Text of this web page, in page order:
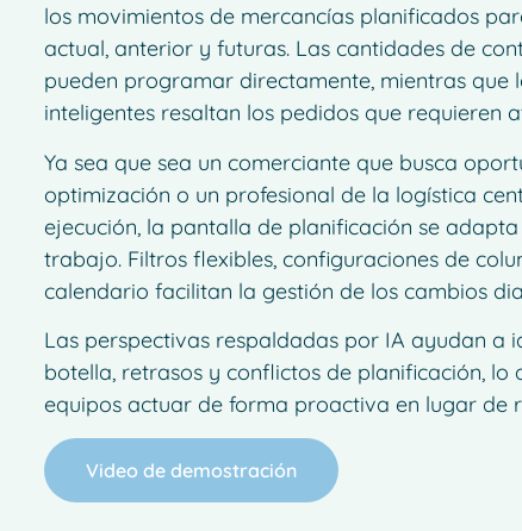
los movimientos de mercancías planificados
actual, anterior y futuras. Las cantidades de
pueden programar directamente, mientras que
inteligentes resaltan los pedidos que requieren
Ya sea que sea un comerciante que busca
optimización o un profesional de la logística
ejecución, la pantalla de planificación se
trabajo. Filtros flexibles, configuraciones de
calendario facilitan la gestión de los cambios
Las perspectivas respaldadas por IA ayudan a
botella, retrasos y conflictos de planificación, lo
equipos actuar de forma proactiva en lugar de
Video de demostración